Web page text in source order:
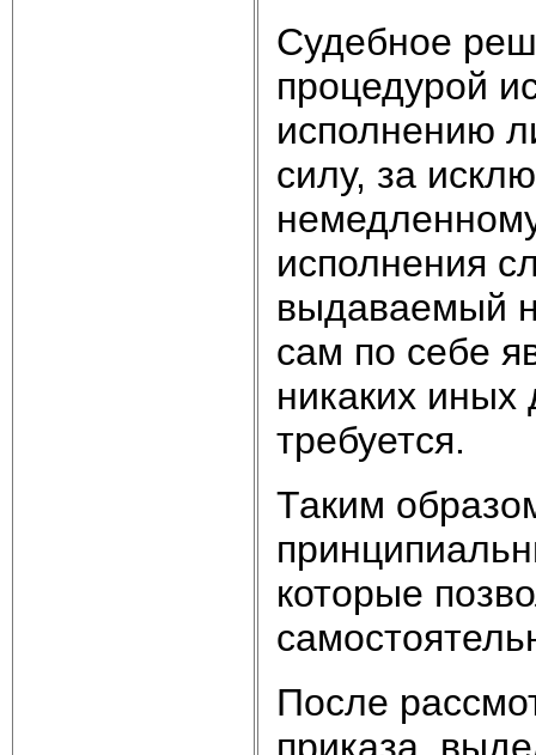
Судебное
процедурой
исполнению
силу, за
исполнения
выдаваемый
сам по себе
никаких иных
требуется.
Таким
которые
После
приказа,